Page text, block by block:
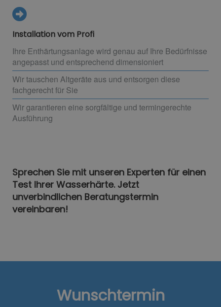
Installation vom Profi
Ihre Enthärtungsanlage wird genau auf Ihre Bedürfnisse
angepasst und entsprechend dimensioniert
Wir tauschen Altgeräte aus und entsorgen diese
fachgerecht für Sie
Wir garantieren eine sorgfältige und termingerechte
Ausführung
Sprechen Sie mit unseren Experten für einen
Test Ihrer Wasserhärte. Jetzt
unverbindlichen Beratungstermin
vereinbaren!
Wunschtermin